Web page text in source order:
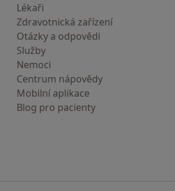
Lékaři
Zdravotnická zařízení
Otázky a odpovědi
Služby
Nemoci
Centrum nápovědy
Mobilní aplikace
Blog pro pacienty